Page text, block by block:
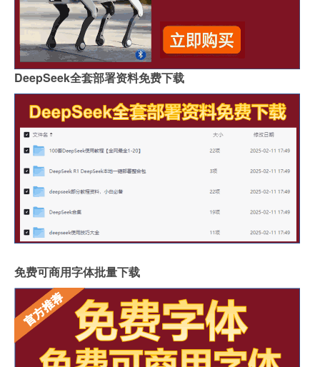
DeepSeek全套部署资料免费下载
免费可商用字体批量下载